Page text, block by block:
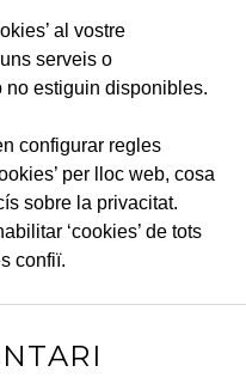
al vostre
serveis o
estiguin disponibles.
configurar regles
per lloc web, cosa
sobre la privacitat.
‘cookies’ de tots
confiï.